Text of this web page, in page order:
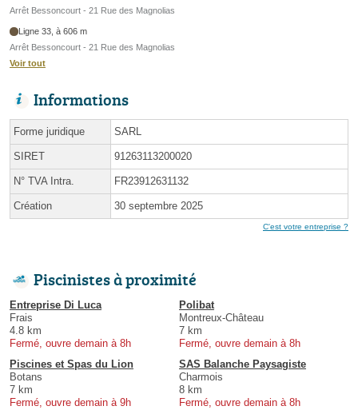
Arrêt Bessoncourt - 21 Rue des Magnolias
Ligne 33, à 606 m
Arrêt Bessoncourt - 21 Rue des Magnolias
Voir tout
Informations
Forme juridique SARL
SIRET 91263113200020
N° TVA Intra. FR23912631132
Création 30 septembre 2025
C'est votre entreprise ?
Piscinistes à proximité
Entreprise Di Luca
Frais
4.8 km
Fermé, ouvre demain à 8h
Polibat
Montreux-Château
7 km
Fermé, ouvre demain à 8h
Piscines et Spas du Lion
Botans
7 km
Fermé, ouvre demain à 9h
SAS Balanche Paysagiste
Charmois
8 km
Fermé, ouvre demain à 8h